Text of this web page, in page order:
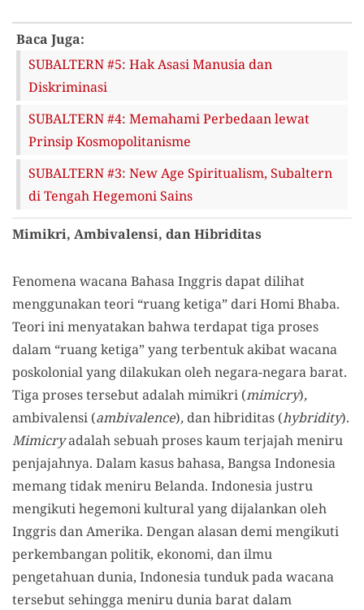
Baca Juga:
SUBALTERN #5: Hak Asasi Manusia dan
Diskriminasi
SUBALTERN #4: Memahami Perbedaan lewat
Prinsip Kosmopolitanisme
SUBALTERN #3: New Age Spiritualism, Subaltern
di Tengah Hegemoni Sains
Mimikri, Ambivalensi, dan Hibriditas
Fenomena wacana Bahasa Inggris dapat dilihat
menggunakan teori “ruang ketiga” dari Homi Bhaba.
Teori ini menyatakan bahwa terdapat tiga proses
dalam “ruang ketiga” yang terbentuk akibat wacana
poskolonial yang dilakukan oleh negara-negara barat.
Tiga proses tersebut adalah mimikri (mimicry),
ambivalensi (ambivalence), dan hibriditas (hybridity).
Mimicryadalah sebuah proses kaum terjajah meniru
penjajahnya. Dalam kasus bahasa, Bangsa Indonesia
memang tidak meniru Belanda. Indonesia justru
mengikuti hegemoni kultural yang dijalankan oleh
Inggris dan Amerika. Dengan alasan demi mengikuti
perkembangan politik, ekonomi, dan ilmu
pengetahuan dunia, Indonesia tunduk pada wacana
tersebut sehingga meniru dunia barat dalam